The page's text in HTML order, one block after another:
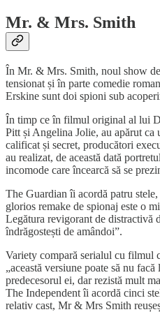
Mr. & Mrs. Smith
În Mr. & Mrs. Smith, noul show
tensionat și în parte comedie
Erskine sunt doi spioni sub
În timp ce în filmul original al lui
Pitt și Angelina Jolie, au apărut ca
calificat și secret, producători
au realizat, de această dată
incomode care încearcă să se
The Guardian îi acordă patru
glorios remake de spionaj este o
Legătura revigorant de distractivă
îndrăgostești de amândoi”.
Variety compară serialul cu filmul
„această versiune poate să nu
predecesorul ei, dar rezistă mult
The Independent îi acordă cinci
relativ cast, Mr & Mrs Smith